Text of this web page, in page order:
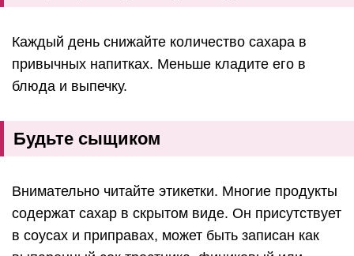
Каждый день снижайте количество сахара в
привычных напитках. Меньше кладите его в
блюда и выпечку.
Будьте сыщиком
Внимательно читайте этикетки. Многие продукты
содержат сахар в скрытом виде. Он присутствует
в соусах и приправах, может быть записан как